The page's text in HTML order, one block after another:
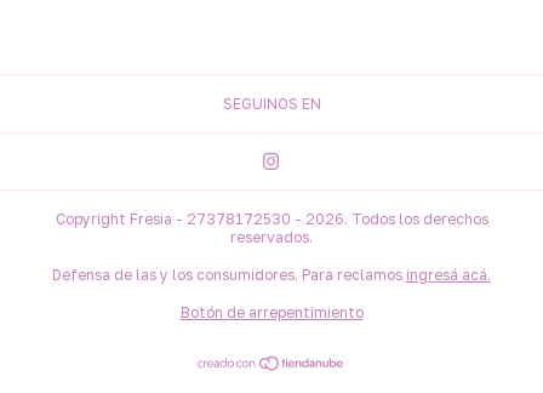
SEGUINOS EN
Copyright Fresia - 27378172530 - 2026. Todos los derechos
reservados.
Defensa de las y los consumidores. Para reclamos ingresá acá.
Botón de arrepentimiento